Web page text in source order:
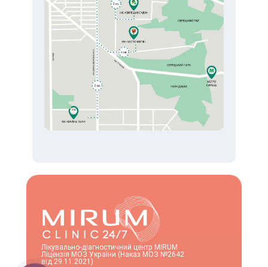
Лікувально-діагностичний центр MIRUM
Ліцензія МОЗ України (Наказ МОЗ №2642
від 29.11.2021)